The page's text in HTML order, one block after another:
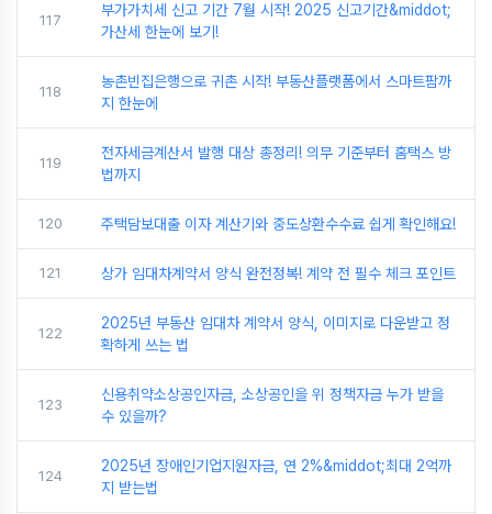
117
부가가치세 신고 기간 7월 시작! 2025 신고기간&middot;
가산세 한눈에 보기!
118
농촌빈집은행으로 귀촌 시작! 부동산플랫폼에서 스마트팜까
지 한눈에
119
전자세금계산서 발행 대상 총정리! 의무 기준부터 홈택스 방
법까지
120 주택담보대출 이자 계산기와 중도상환수수료 쉽게 확인해요!
121 상가 임대차계약서 양식 완전정복! 계약 전 필수 체크 포인트
122
2025년 부동산 임대차 계약서 양식, 이미지로 다운받고 정
확하게 쓰는 법
123
신용취약소상공인자금, 소상공인을 위 정책자금 누가 받을
수 있을까?
124
2025년 장애인기업지원자금, 연 2%&middot;최대 2억까
지 받는법